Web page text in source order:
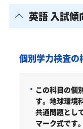
英語 入試傾
個別学力検査の
この科目の個
す。地球環境
共通問題とし
マーク式です。